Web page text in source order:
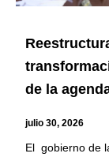
de la
julio 30, 2026
El gobierno de